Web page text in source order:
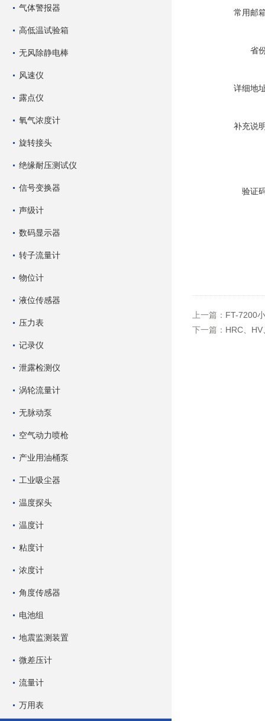
气体警报器
高低温试验箱
无风除静电棒
风速仪
露点仪
氧气浓度计
旋转接头
绝缘耐压测试仪
信号变换器
声级计
数码显示器
转子流量计
物位计
液位传感器
压力表
记录仪
泄露检测仪
涡轮流量计
无脉动泵
空气动力喷枪
产业用油桶泵
工业吸尘器
温度探头
温度计
粘度计
浓度计
角度传感器
电池组
地震监测装置
微差压计
流量计
万用表
常用邮
省
详细地
补充说
验证
上一篇： FT-7200
下一篇： HRC、